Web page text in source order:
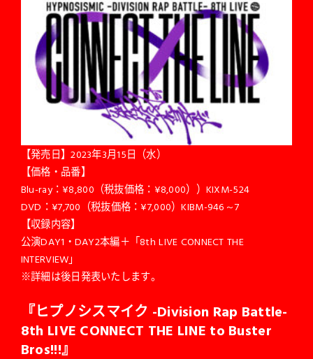
【発売日】2023年3月15日（水）
【価格・品番】
Blu-ray：¥8,800（税抜価格：¥8,000））KIXM-524
DVD：¥7,700（税抜価格：¥7,000）KIBM-946～7
【収録内容】
公演DAY1・DAY2本編＋「8th LIVE CONNECT THE
INTERVIEW」
※詳細は後日発表いたします。
『ヒプノシスマイク -Division Rap Battle-
8th LIVE CONNECT THE LINE to Buster
Bros!!!』